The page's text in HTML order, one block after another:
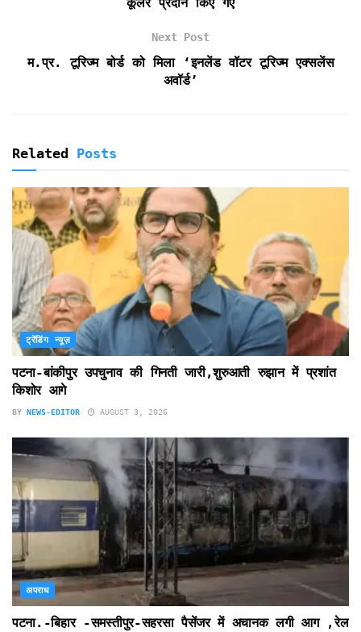
l
Next Post
म.प्र. टूरिज्म बोर्ड को मिला ‘इनलेंड वॉटर टूरिज्म एक्सलेंस
अवॉर्ड’
Related Posts
ट्रेंडिंग न्यूज़
पटना-बांकीपुर उपचुनाव की गिनती जारी,शुरुआती रुझान में प्रशांत
किशोर आगे
BY NEWS-EDITOR AUGUST 3, 2026
अपराध
पटना.-बिहार -समस्तीपुर-सहरसा पैसेंजर में अचानक लगी आग ,रेल